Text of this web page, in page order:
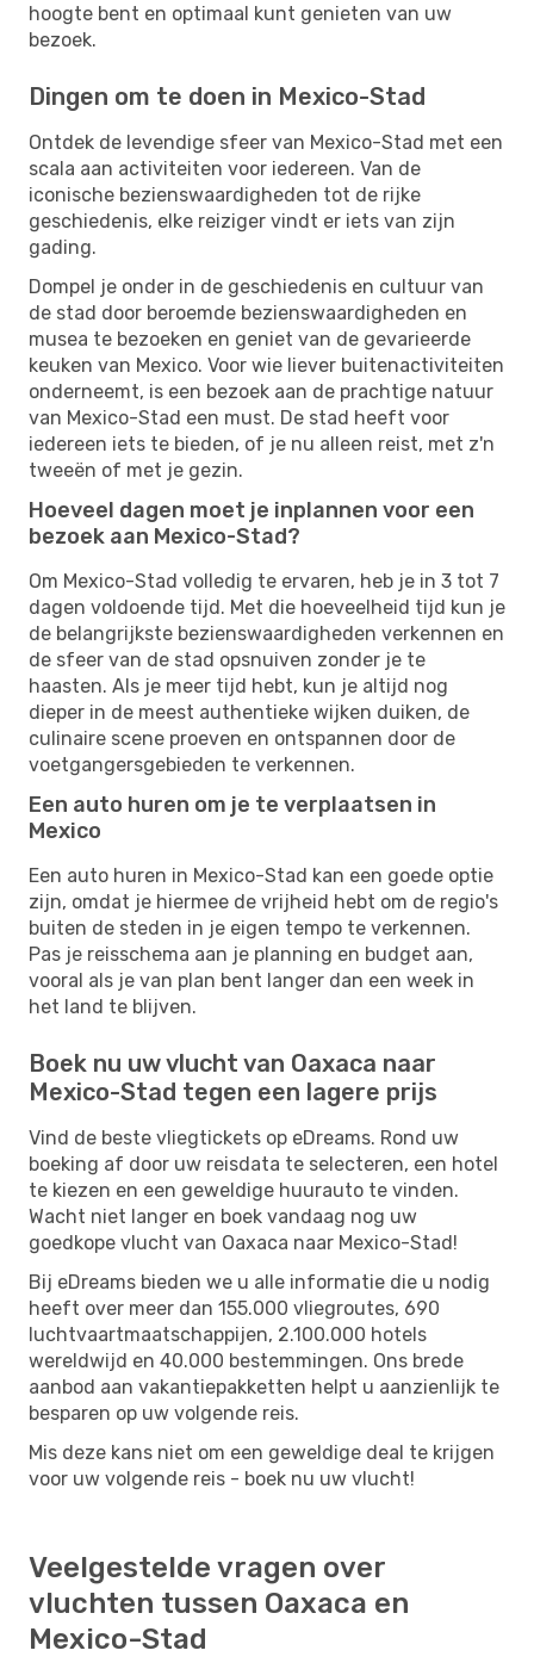
hoogte bent en optimaal kunt genieten van uw
bezoek.
Dingen om te doen in Mexico-Stad
Ontdek de levendige sfeer van Mexico-Stad met een
scala aan activiteiten voor iedereen. Van de
iconische bezienswaardigheden tot de rijke
geschiedenis, elke reiziger vindt er iets van zijn
gading.
Dompel je onder in de geschiedenis en cultuur van
de stad door beroemde bezienswaardigheden en
musea te bezoeken en geniet van de gevarieerde
keuken van Mexico. Voor wie liever buitenactiviteiten
onderneemt, is een bezoek aan de prachtige natuur
van Mexico-Stad een must. De stad heeft voor
iedereen iets te bieden, of je nu alleen reist, met z'n
tweeën of met je gezin.
Hoeveel dagen moet je inplannen voor een
bezoek aan Mexico-Stad?
Om Mexico-Stad volledig te ervaren, heb je in 3 tot 7
dagen voldoende tijd. Met die hoeveelheid tijd kun je
de belangrijkste bezienswaardigheden verkennen en
de sfeer van de stad opsnuiven zonder je te
haasten. Als je meer tijd hebt, kun je altijd nog
dieper in de meest authentieke wijken duiken, de
culinaire scene proeven en ontspannen door de
voetgangersgebieden te verkennen.
Een auto huren om je te verplaatsen in
Mexico
Een auto huren in Mexico-Stad kan een goede optie
zijn, omdat je hiermee de vrijheid hebt om de regio's
buiten de steden in je eigen tempo te verkennen.
Pas je reisschema aan je planning en budget aan,
vooral als je van plan bent langer dan een week in
het land te blijven.
Boek nu uw vlucht van Oaxaca naar
Mexico-Stad tegen een lagere prijs
Vind de beste vliegtickets op eDreams. Rond uw
boeking af door uw reisdata te selecteren, een hotel
te kiezen en een geweldige huurauto te vinden.
Wacht niet langer en boek vandaag nog uw
goedkope vlucht van Oaxaca naar Mexico-Stad!
Bij eDreams bieden we u alle informatie die u nodig
heeft over meer dan 155.000 vliegroutes, 690
luchtvaartmaatschappijen, 2.100.000 hotels
wereldwijd en 40.000 bestemmingen. Ons brede
aanbod aan vakantiepakketten helpt u aanzienlijk te
besparen op uw volgende reis.
Mis deze kans niet om een ​​geweldige deal te krijgen
voor uw volgende reis - boek nu uw vlucht!
Veelgestelde vragen over
vluchten tussen Oaxaca en
Mexico-Stad